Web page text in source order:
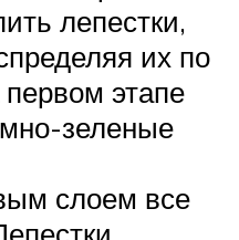
лепестки,
их по
этапе
зеленые
слоем все